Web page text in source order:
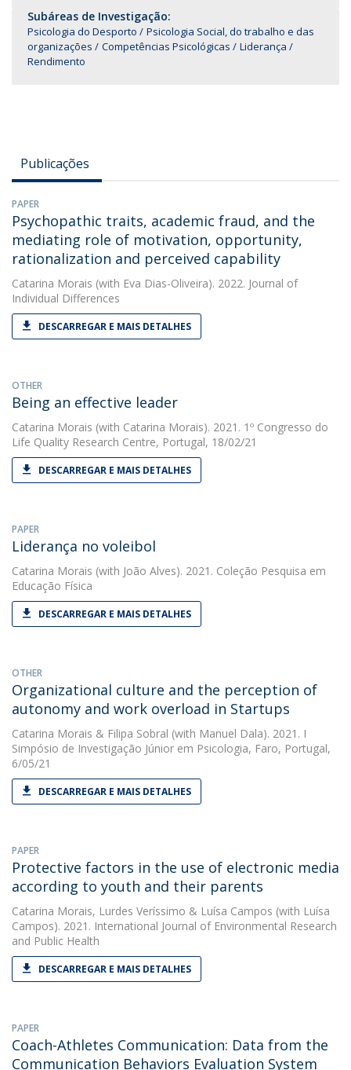
Subáreas de Investigação:
Psicologia do Desporto
Psicologia Social, do trabalho e das
organizações
Competências Psicológicas
Liderança
Rendimento
Publicações
PAPER
Psychopathic traits, academic fraud, and the
mediating role of motivation, opportunity,
rationalization and perceived capability
Catarina Morais (with Eva Dias-Oliveira). 2022. Journal of
Individual Differences
DESCARREGAR E MAIS DETALHES
OTHER
Being an effective leader
Catarina Morais (with Catarina Morais). 2021. 1º Congresso do
Life Quality Research Centre, Portugal, 18/02/21
DESCARREGAR E MAIS DETALHES
PAPER
Liderança no voleibol
Catarina Morais (with João Alves). 2021. Coleção Pesquisa em
Educação Física
DESCARREGAR E MAIS DETALHES
OTHER
Organizational culture and the perception of
autonomy and work overload in Startups
Catarina Morais & Filipa Sobral (with Manuel Dala). 2021. I
Simpósio de Investigação Júnior em Psicologia, Faro, Portugal,
6/05/21
DESCARREGAR E MAIS DETALHES
PAPER
Protective factors in the use of electronic media
according to youth and their parents
Catarina Morais, Lurdes Veríssimo & Luísa Campos (with Luísa
Campos). 2021. International Journal of Environmental Research
and Public Health
DESCARREGAR E MAIS DETALHES
PAPER
Coach-Athletes Communication: Data from the
Communication Behaviors Evaluation System